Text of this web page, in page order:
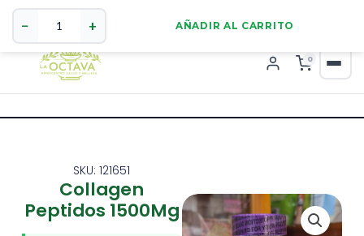
0
SKU: 121651
Collagen
Peptidos 1500Mg
Collagen
Peptidos
1500Mg
cantidad
− + AÑADIR AL CARRITO